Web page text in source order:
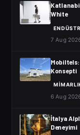
White
7 Aug
Mobiltels:
Konsepti
6 Aug
İtalya
Deneyimi